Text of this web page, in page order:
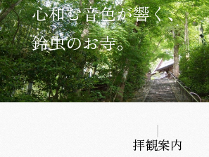
心和む音色が響く、
鈴虫のお寺。
拝観案内